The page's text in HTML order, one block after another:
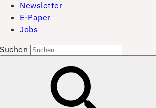
Newsletter
E-Paper
Jobs
Suchen